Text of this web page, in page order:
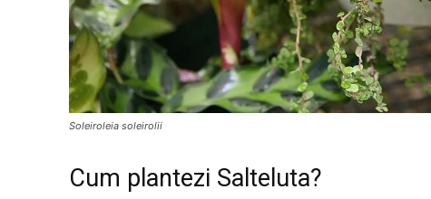
Soleiroleia soleirolii
Cum plantezi Salteluta?